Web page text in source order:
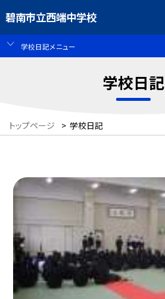
碧南市立西端中学校
学校日記メニュー
学校日記
トップページ > 学校日記